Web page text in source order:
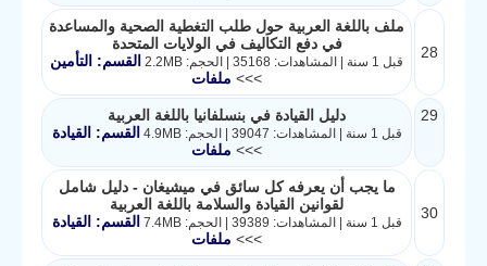
28
ملف باللغة العربية حول طلب التغطية الصحية والمساعدة
في دفع التكاليف في الولايات المتحدة
قبل 1 سنة | المشاهدات: 35168 | الحجم: 2.2MB
القسم: التأمين
>>> ملفات
29 دليل القيادة في بنسلفانيا باللغة العربية
قبل 1 سنة | المشاهدات: 39047 | الحجم: 4.9MB
القسم: القيادة
>>> ملفات
30
ما يجب أن يعرفه كل سائق في ميشيغان - دليل شامل
لقوانين القيادة والسلامة باللغة العربية
قبل 1 سنة | المشاهدات: 39389 | الحجم: 7.4MB
القسم: القيادة
>>> ملفات